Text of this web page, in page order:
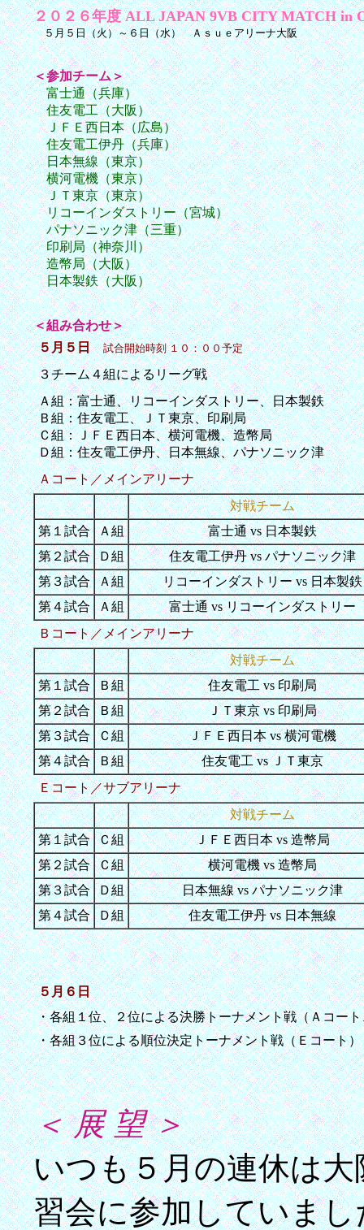
２０２６年度 ALL JAPAN 9VB CITY MATCH in
５月５日（火）～６日（水） Ａｓｕｅアリーナ大阪
＜参加チーム＞
富士通（兵庫）
住友電工（大阪）
ＪＦＥ西日本（広島）
住友電工伊丹（兵庫）
日本無線（東京）
横河電機（東京）
ＪＴ東京（東京）
リコーインダストリー（宮城）
パナソニック津（三重）
印刷局（神奈川）
造幣局（大阪）
日本製鉄（大阪）
＜組み合わせ＞
５月５日
試合開始時刻 １０：００予定
３チーム４組によるリーグ戦
Ａ組：富士通、リコーインダストリー、日本製鉄
Ｂ組：住友電工、ＪＴ東京、印刷局
Ｃ組：ＪＦＥ西日本、横河電機、造幣局
Ｄ組：住友電工伊丹、日本無線、パナソニック津
Ａコート／メインアリーナ
対戦チーム
第１試合 Ａ組
富士通 vs 日本製鉄
第２試合 Ｄ組
住友電工伊丹 vs パナソニック津
第３試合 Ａ組
リコーインダストリー vs 日本製鉄
第４試合 Ａ組
富士通 vs リコーインダストリー
Ｂコート／メインアリーナ
対戦チーム
第１試合 Ｂ組
住友電工 vs 印刷局
第２試合 Ｂ組
ＪＴ東京 vs 印刷局
第３試合 Ｃ組
ＪＦＥ西日本 vs 横河電機
第４試合 Ｂ組
住友電工 vs ＪＴ東京
Ｅコート／サブアリーナ
対戦チーム
第１試合 Ｃ組
ＪＦＥ西日本 vs 造幣局
第２試合 Ｃ組
横河電機 vs 造幣局
第３試合 Ｄ組
日本無線 vs パナソニック津
第４試合 Ｄ組 住友電工伊丹 vs 日本無線
５月６日
・各組１位、２位による決勝トーナメント戦（Ａコー
・各組３位による順位決定トーナメント戦（Ｅコート）
＜ 展 望 ＞
いつも５月の連休は
習会に参加していま